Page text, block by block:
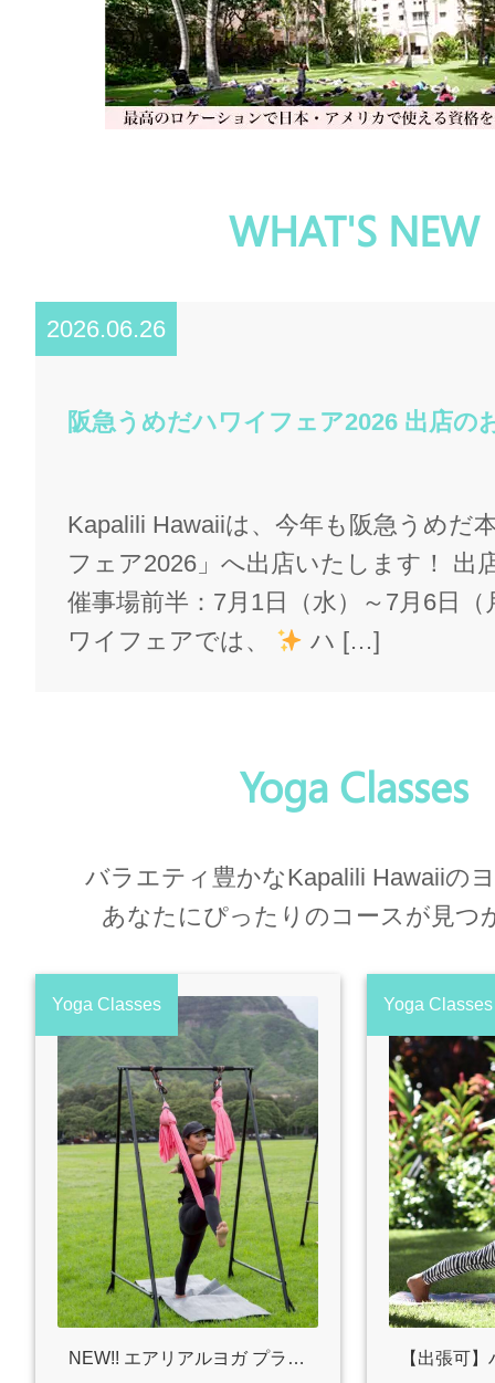
WHAT'S NEW
2026.06.26
阪急うめだハワイフェア2026 出店の
Kapalili Hawaiiは、今年も阪急うめだ
フェア2026」へ出店いたします！ 出
催事場前半：7月1日（水）～7月6日（
ワイフェアでは、
ハ […]
Yoga Classes
バラエティ豊かなKapalili Hawaiiの
あなたにぴったりのコースが見つ
Yoga Classes
NEW!! エアリアルヨガ プライベートレッスン
Yoga Classes